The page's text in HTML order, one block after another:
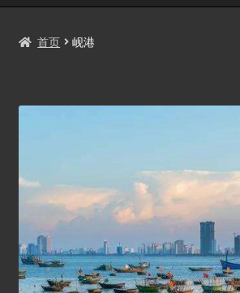
关于住宿
留言区
越捷航空-5星版六天
璀璨在岘6日
首页 岘港